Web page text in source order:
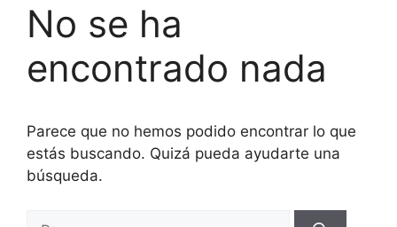
No se ha
encontrado nada
Parece que no hemos podido encontrar lo que
estás buscando. Quizá pueda ayudarte una
búsqueda.